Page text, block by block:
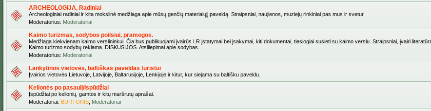
ARCHEOLOGIJA, Radiniai
Archeologiniai radiniai ir kita mokslinė medžiaga apie mūsų genčių materialųjį paveldą. Straipsniai, naujienos, muziejų rinkiniai pas mus ir svetur.
Moderatorius: Moderatoriai
Kaimo turizmas, sodybos poilsiui, pramogos.
Medžiaga kiekvienam kaimo verslininkui. Čia bus publikuojami įvairūs LR įstatymai bei įsakymai, kiti dokumentai, tiesiogiai susieti su kaimo verslu. Straipsniai, įvairi
Kaimo turizmo sodybų reklama. DISKUSIJOS. Atsiliepimai apie sodybas.
Moderatorius: Moderatoriai
Lankytinos vietovės, baltiškas paveldas turistui
Įvairios vietovės Lietuvoje, Latvijoje, Baltarusijoje, Lenkijoje ir kitur, kur siejama su baltišku paveldu.
Kelionės po pasaulį/Ispūdžiai
Įspūdžiai po kelionių, gamtos ir kitų maršrutų aprašai.
Moderatoriai: BURTONIS Moderatoriai